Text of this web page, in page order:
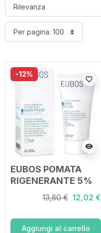
-12%
visibility
favorite_border
EUBOS POMATA
RIGENERANTE 5%
PANTENOLO 75 ML
13,60 € 12,02 €
Aggiungi al carrello